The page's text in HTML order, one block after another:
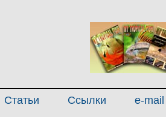
Статьи Ссылки e-mail